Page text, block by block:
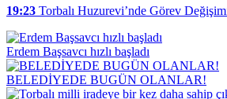
19:23 Torbalı Huzurevi’nde Görev
Erdem Başsavcı hızlı başladı
BELEDİYEDE BUGÜN OLANLAR!